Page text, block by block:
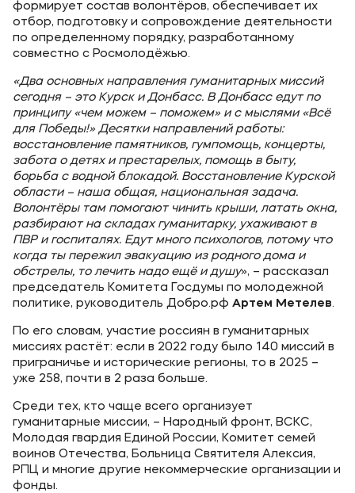
формирует состав волонтёров, обеспечивает их
отбор, подготовку и сопровождение деятельности
по определенному порядку, разработанному
совместно с Росмолодёжью.
«Два основных направления гуманитарных миссий
сегодня – это Курск и Донбасс. В Донбасс едут по
принципу «чем можем – поможем» и с мыслями «Всё
для Победы!» Десятки направлений работы:
восстановление памятников, гумпомощь, концерты,
забота о детях и престарелых, помощь в быту,
борьба с водной блокадой. Восстановление Курской
области – наша общая, национальная задача.
Волонтёры там помогают чинить крыши, латать окна,
разбирают на складах гуманитарку, ухаживают в
ПВР и госпиталях. Едут много психологов, потому что
когда ты пережил эвакуацию из родного дома и
обстрелы, то лечить надо ещё и душу», – рассказал
председатель Комитета Госдумы по молодежной
политике, руководитель Добро.рф Артем Метелев.
По его словам, участие россиян в гуманитарных
миссиях растёт: если в 2022 году было 140 миссий в
приграничье и исторические регионы, то в 2025 –
уже 258, почти в 2 раза больше.
Среди тех, кто чаще всего организует
гуманитарные миссии, – Народный фронт, ВСКС,
Молодая гвардия Единой России, Комитет семей
воинов Отечества, Больница Святителя Алексия,
РПЦ и многие другие некоммерческие организации и
фонды.